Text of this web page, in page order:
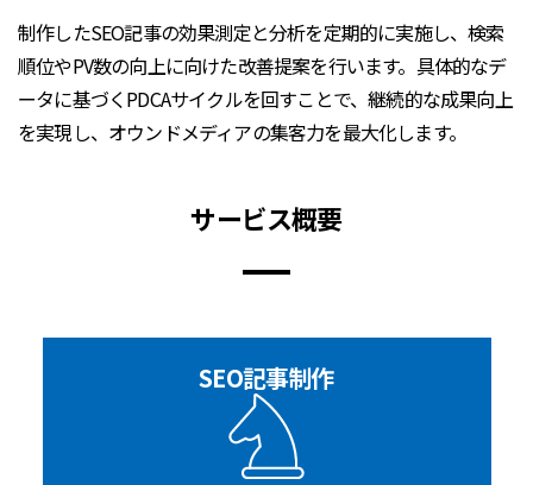
制作したSEO記事の効果測定と分析を定期的に実施し、検索
順位やPV数の向上に向けた改善提案を行います。具体的なデ
ータに基づくPDCAサイクルを回すことで、継続的な成果向上
を実現し、オウンドメディアの集客力を最大化します。
サービス概要
SEO記事制作